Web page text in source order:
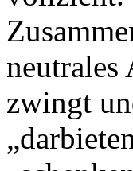
neutrales
zwingt